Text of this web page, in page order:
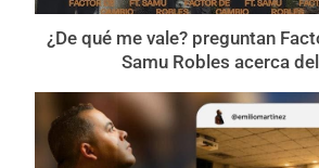
¿De qué me vale? preguntan
Samu Robles acerca